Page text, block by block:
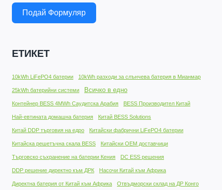
Подай Формуляр
ЕТИКЕТ
10kWh LiFePO4 батерии 10kWh разходи за слънчева батерия в Мианмар
25kWh батерийни системи Всичко в едно
Контейнер BESS 4MWh Саудитска Арабия BESS Производител Китай
Най-евтината домашна батерия Китай BESS Solutions
Китай DDP търговия на едро Китайски фабрични LiFePO4 батерии
Китайска решетъчна скала BESS Китайски OEM доставчици
Търговско съхранение на батерии Кения DC ESS решения
DDP решение директно към ДРК Насочи Китай към Африка
Директна батерия от Китай към Африка Отвъдморски склад на ДР Конго